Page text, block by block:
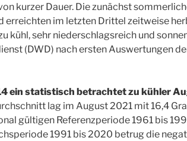
kurzer Dauer. Die zunächst
erreichten im letzten Drittel zeitweise
kühl, sehr niederschlagsreich und
(DWD) nach ersten Auswertungen
ein statistisch betrachtet zu kühler
lag im August 2021 mit 16,4
gültigen Referenzperiode 1961 bis
1991 bis 2020 betrug die